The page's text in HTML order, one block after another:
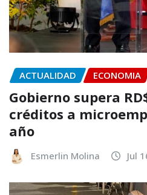
ACTUALIDAD ECONOMIA
Gobierno supera
créditos a
año
Esmerlin Molina Jul